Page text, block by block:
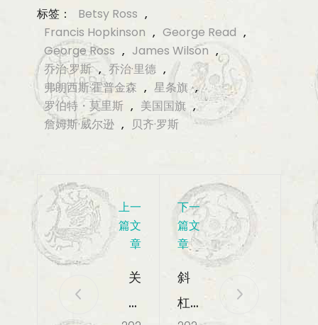
标签： Betsy Ross ,
Francis Hopkinson , George Read ,
George Ross , James Wilson ,
乔治·罗斯 , 乔治·里德 ,
弗朗西斯·霍普金森 , 星条旗 ,
罗伯特・莫里斯 , 美国国旗 ,
詹姆斯·威尔逊 , 贝齐·罗斯
上一
篇文
章
关
于
下一
篇文
章
斜
杠